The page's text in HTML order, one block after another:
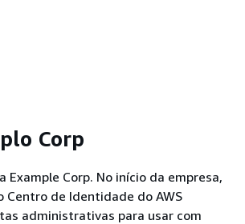
Corp
Corp. No início da empresa,
Centro de Identidade do AWS
administrativas para usar com